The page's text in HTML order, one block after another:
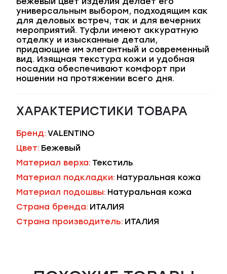
универсальным выбором, подходящим как
для деловых встреч, так и для вечерних
мероприятий. Туфли имеют аккуратную
отделку и изысканные детали,
придающие им элегантный и современный
вид. Изящная текстура кожи и удобная
посадка обеспечивают комфорт при
ношении на протяжении всего дня.
ХАРАКТЕРИСТИКИ ТОВАРА
Бренд: VALENTINO
Цвет: Бежевый
Материал верха: Текстиль
Материал подкладки: Натуральная кожа
Материал подошвы: Натуральная кожа
Страна бренда: ИТАЛИЯ
Страна производитель: ИТАЛИЯ